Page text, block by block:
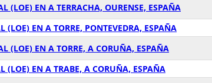
(LOE) EN A TERRACHA, OURENSE, ESPAÑA
EN A TORRE, PONTEVEDRA, ESPAÑA
(LOE) EN A TORRE, A CORUÑA, ESPAÑA
(LOE) EN A TRABE, A CORUÑA, ESPAÑA